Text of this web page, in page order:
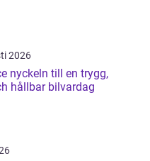
2026
hållbar bilvardag